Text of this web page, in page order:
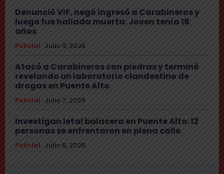
Denunció VIF, negó ingresó a Carabineros y
luego fue hallada muerta: Joven tenía 19
años
Policial Julio 9, 2026
Atacó a Carabineros con piedras y terminó
revelando un laboratorio clandestino de
drogas en Puente Alto
Policial Julio 7, 2026
Investigan letal balacera en Puente Alto: 12
personas se enfrentaron en plena calle
Policial Julio 6, 2026